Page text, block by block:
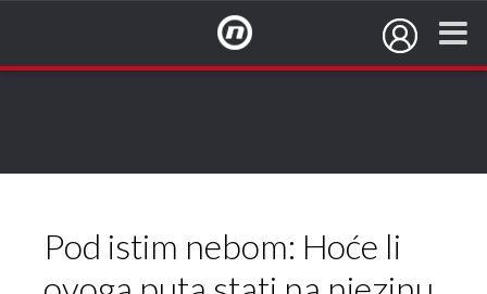
Pod istim nebom: Hoće li